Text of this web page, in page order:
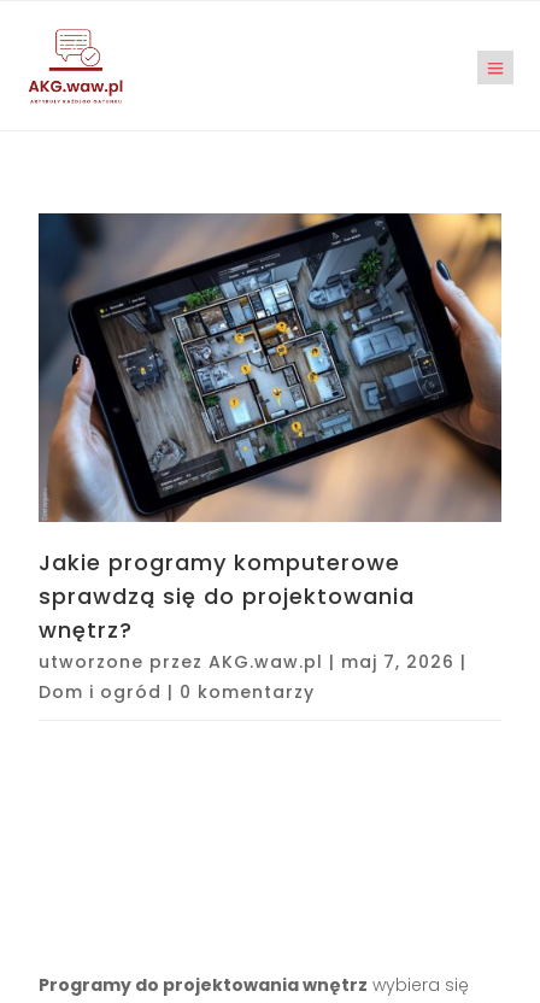
Jakie programy komputerowe
sprawdzą się do projektowania
wnętrz?
utworzone przezAKG.waw.pl | maj 7, 2026 |
Dom i ogród | 0 komentarzy
Programy do projektowania wnętrz wybiera się